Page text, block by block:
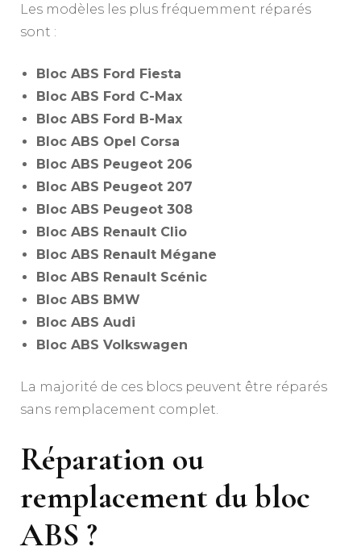
Les modèles les plus fréquemment réparés
sont :
Bloc ABS Ford Fiesta
Bloc ABS Ford C-Max
Bloc ABS Ford B-Max
Bloc ABS Opel Corsa
Bloc ABS Peugeot 206
Bloc ABS Peugeot 207
Bloc ABS Peugeot 308
Bloc ABS Renault Clio
Bloc ABS Renault Mégane
Bloc ABS Renault Scénic
Bloc ABS BMW
Bloc ABS Audi
Bloc ABS Volkswagen
La majorité de ces blocs peuvent être réparés
sans remplacement complet.
Réparation ou
remplacement du bloc
ABS ?